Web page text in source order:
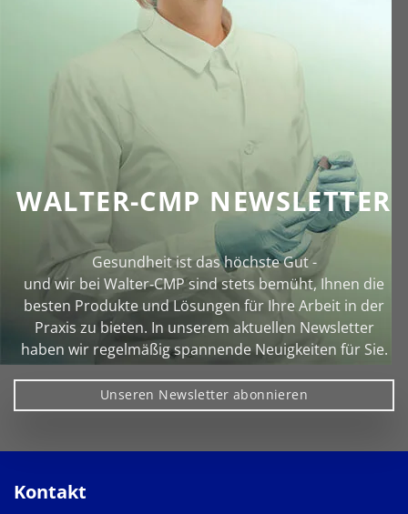
WALTER-CMP NEWSLETTER
Gesundheit ist das höchste Gut -
und wir bei Walter‑CMP sind stets bemüht, Ihnen die
besten Produkte und Lösungen für Ihre Arbeit in der
Praxis zu bieten. In unserem aktuellen Newsletter
haben wir regelmäßig spannende Neuigkeiten für Sie.
Unseren Newsletter abonnieren
Kontakt